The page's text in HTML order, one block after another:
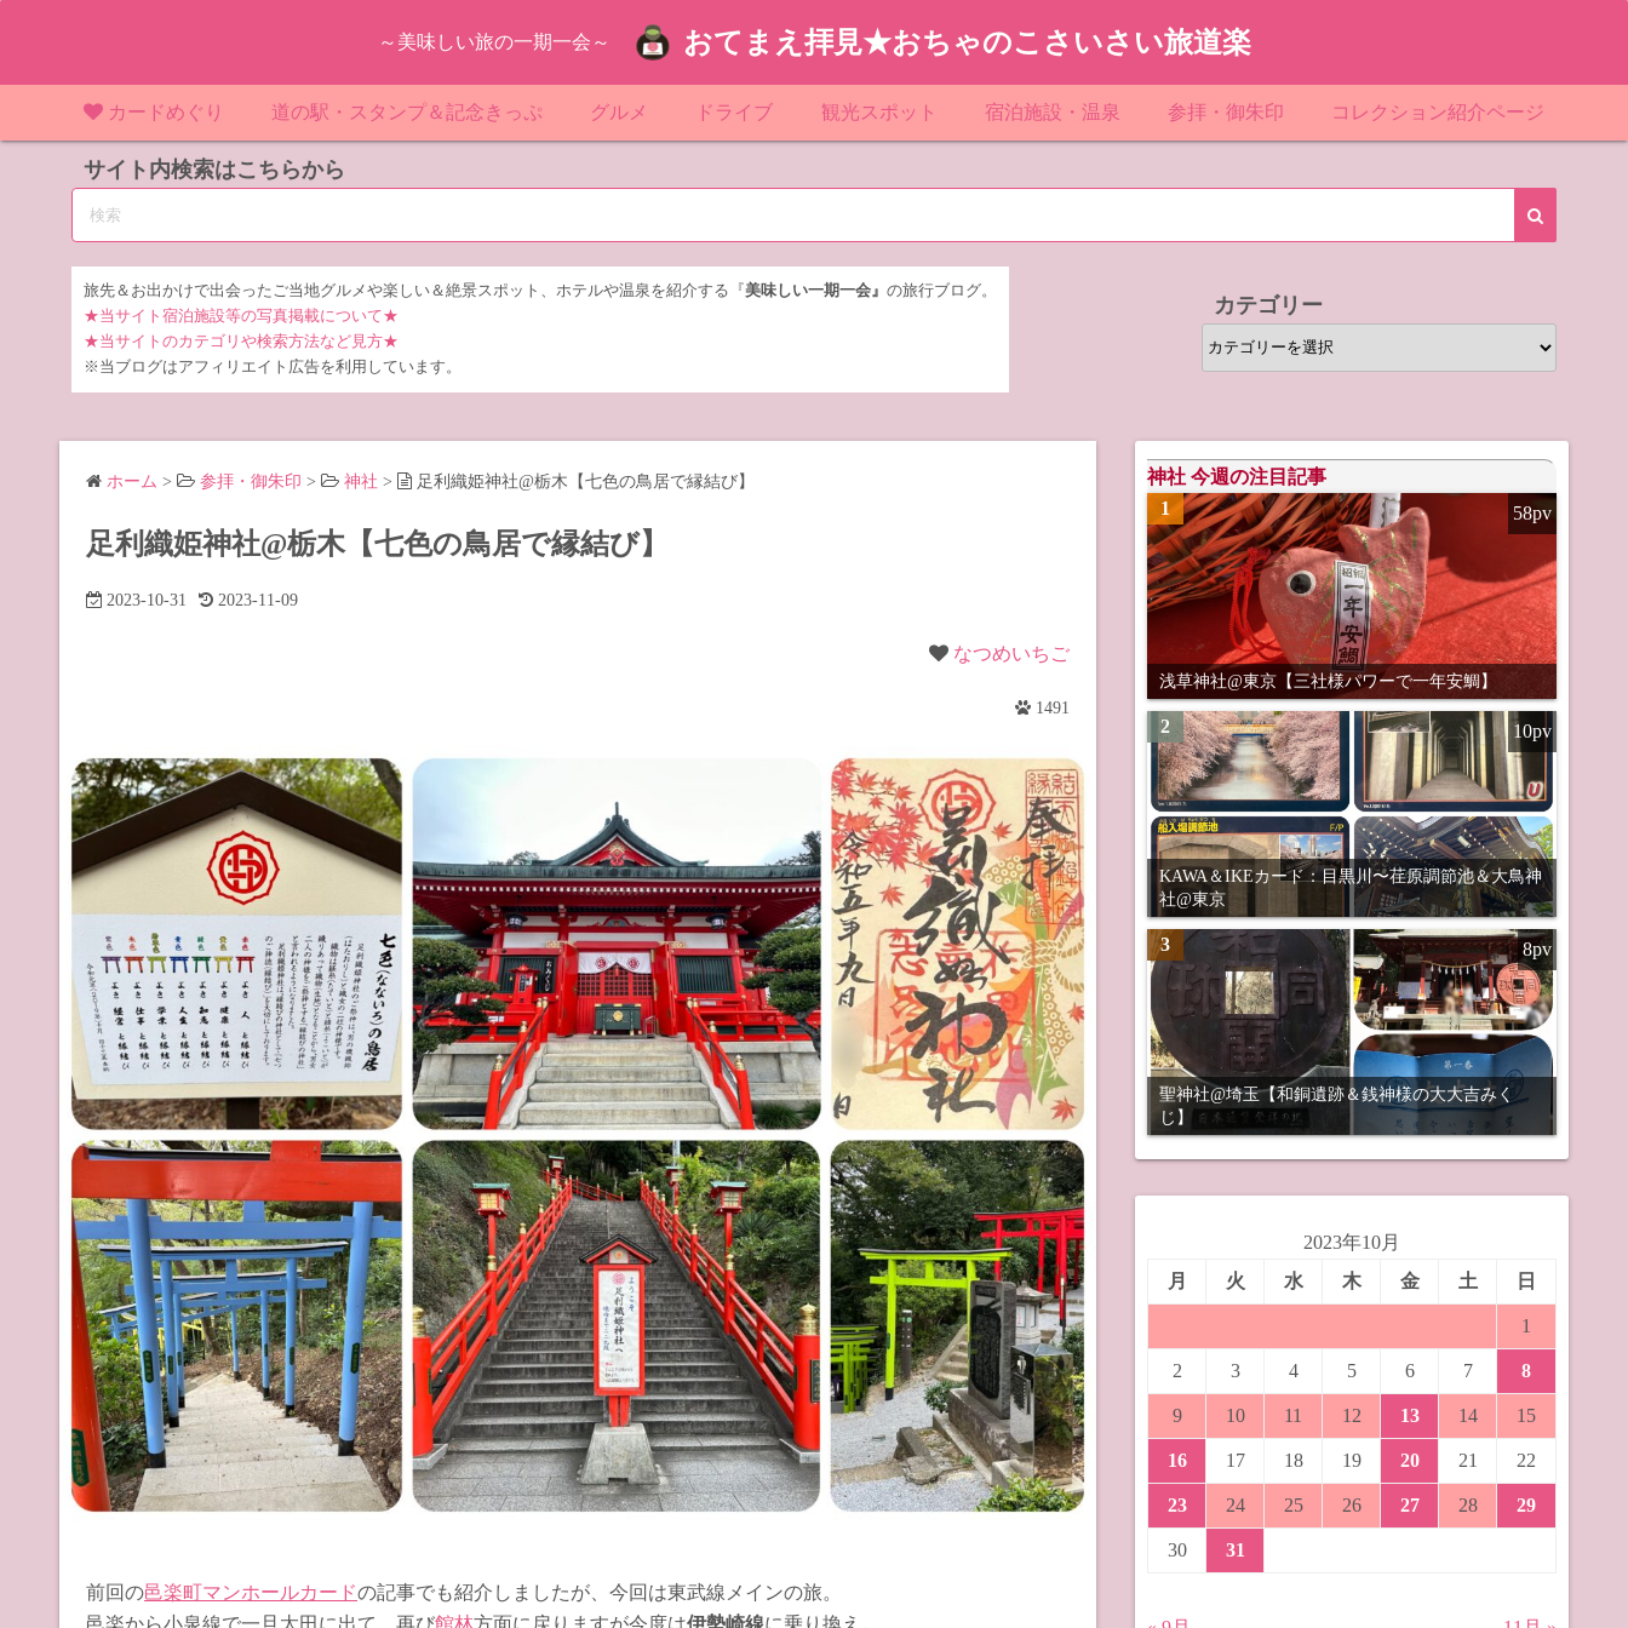
ツ
～美味しい旅の一期一会～ おてまえ拝見★おちゃのこさいさい旅道楽
カードめぐり
マンホールカード マンホールカード（関東）
埼玉県のマンホール
茨城県のマンホール
栃木県のマンホール
マンホールカード（東北） 宮城県のマンホール
マンホールカード（中部）
IKEカード
KAWAカード
橋カード
ダムカード
LOGetカード
道の駅・スタンプ＆記念きっぷ
道の駅（関東）
道の駅 埼玉
道の駅 茨城
道の駅 群馬
道の駅 山梨
道の駅 静岡
道の駅（東北） 道の駅 宮城
道の駅（北陸）
グルメ ドライブ 観光スポット
遊び・体験
宿泊施設・温泉
スーパーホテル
シティホテル・ビジネスホテル
参拝・御朱印 コレクション紹介ページ
「東北」道の駅スタンプ一覧
サイト内検索はこちらから
旅先＆お出かけで出会ったご当地グルメや楽しい＆絶景スポット、ホテルや温泉を紹介する『 美味しい一期一会』 の旅行ブログ。
★当サイト宿泊施設等の写真掲載について★
★当サイトのカテゴリや検索方法など見方★
※当ブログはアフィリエイト広告を利用しています。
カテゴリー
カ
テ
ー
ホーム > 参拝・御朱印 > 神社 > 足利織姫神社@栃木【七色の鳥居で縁結び】
足利織姫神社@栃木【七色の鳥居で縁結び】
2023-10-31 2023-11-09
なつめいちご
1491
前回の邑楽町マンホールカードの記事でも紹介しましたが、今回は東武線メインの旅。
邑楽から小泉線で一旦太田に出て、再び館林方面に戻りますが今度は伊勢崎線に乗り換え。
神社 今週の注目記事
1
浅草神社@東京【三社様パワーで一年安鯛】
58pv
2
KAWA＆IKEカード：目黒川〜荏原調節池＆大鳥神
社@東京
10pv
3
聖神社@埼玉【和銅遺跡＆銭神様の大大吉みく
じ】
8pv
2023年10月
月
火 水 木 金 土 日
1
2 3 4 5 6 7 8
9 10 11 12 13 14 15
16 17 18 19 20 21 22
23 24 25 26 27 28 29
30 31